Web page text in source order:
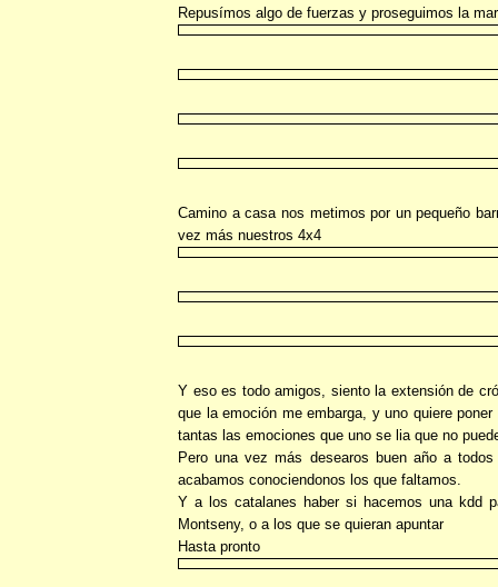
Repusímos algo de fuerzas y proseguimos la
Camino a casa nos metimos por un pequeño
vez más nuestros 4x4
Y eso es todo amigos, siento la extensión de
que la emoción me embarga, y uno quiere
tantas las emociones que uno se lia que no
Pero una vez más desearos buen año a
acabamos conociendonos los que faltamos.
Y a los catalanes haber si hacemos una kdd
Montseny, o a los que se quieran apuntar
Hasta pronto